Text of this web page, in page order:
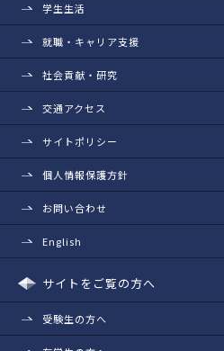
学生生活
就職・キャリア支援
社会貢献・研究
交通アクセス
サイトポリシー
個人情報保護方針
お問い合わせ
English
サイトをご覧の方へ
受験生の方へ